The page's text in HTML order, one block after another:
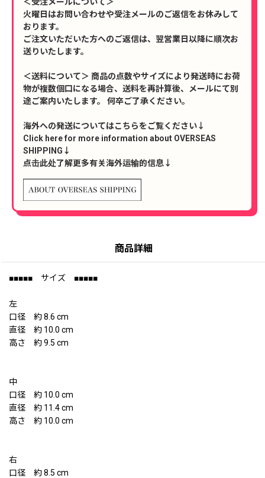
火曜日はお問い合わせや受注メールのご返信をお休みして
おります。
ご注文いただいた方へのご返信は、翌営業日以降に順次お
送りいたします。
＜送料について＞ 商品の点数やサイズにより発送時にお荷
物が複数個口になる場合、送料を再計算後、メールにて別
途ご案内いたします。 何卒ご了承ください。
海外への発送についてはこちらをご覧ください↓
Click here for more information about OVERSEAS
SHIPPING↓
点击此处了解更多有关海外运输的信息↓
商品詳細
■■■■■ サイズ ■■■■■
左
口径 約 8.6 cm
直径 約 10.0 cm
高さ 約 9.5 cm
中
口径 約 10.0 cm
直径 約 11.4 cm
高さ 約 10.0 cm
右
口径 約 8.5 cm